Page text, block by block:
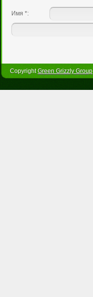
Имя *:
CopyrightGreen Grizzly Group